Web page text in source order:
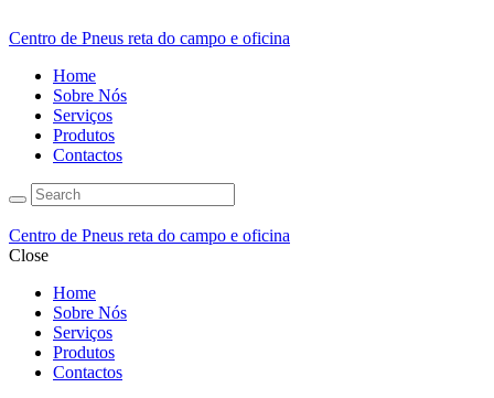
Centro de Pneus reta do campo e oficina
Home
Sobre Nós
Serviços
Produtos
Contactos
Centro de Pneus reta do campo e oficina
Close
Home
Sobre Nós
Serviços
Produtos
Contactos